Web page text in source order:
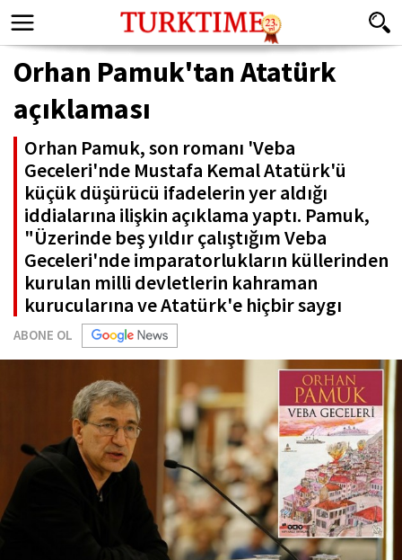
Orhan Pamuk'tan Atatürk
açıklaması
Orhan Pamuk, son romanı 'Veba
Geceleri'nde Mustafa Kemal Atatürk'ü
küçük düşürücü ifadelerin yer aldığı
iddialarına ilişkin açıklama yaptı. Pamuk,
"Üzerinde beş yıldır çalıştığım Veba
Geceleri'nde imparatorlukların küllerinden
kurulan milli devletlerin kahraman
kurucularına ve Atatürk'e hiçbir saygı
ABONE OL